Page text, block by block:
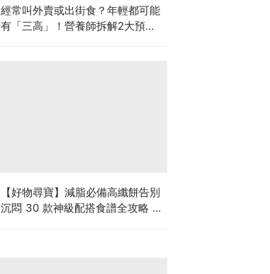
經常叫外賣或出街食？年輕都可能
有「三高」！營養師拆解2大預防
【好物尋寶】減脂必備高纖餅告別
沉悶 30 款神級配搭食譜全攻略 日